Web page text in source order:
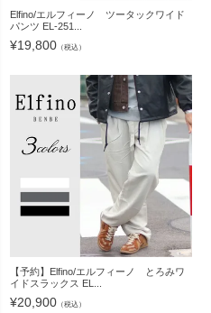
Elfino/エルフィーノ ツータックワイド
パンツ EL-251...
¥19,800 （税込）
【予約】Elfino/エルフィーノ とろみワ
イドスラックス EL...
¥20,900 （税込）